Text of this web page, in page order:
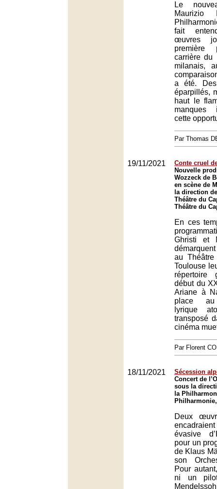
Le
fait
œuvres
carrière du
milanais,
a été.
éparpillés,
haut le
manques
cette
Par Thomas
19/11/2021
Conte cruel
Nouvelle
Wozzeck de
en scène de
la direction
Théâtre du
Théâtre du
En ces
Ghristi et
au
Toulouse
répertoire
début du
Ariane à
place au
lyrique
transposé
cinéma
Par Florent
18/11/2021
Sécession
Concert de
sous la
la
Deux
évasive
pour un
de Klaus
son
Pour
ni un